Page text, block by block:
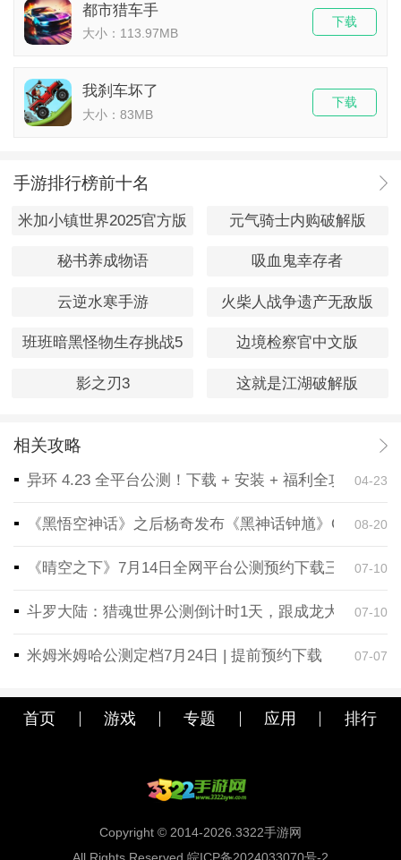
都市猎车手
大小：113.97MB
下载
我刹车坏了
大小：83MB
下载
手游排行榜前十名
米加小镇世界2025官方版 元气骑士内购破解版
秘书养成物语 吸血鬼幸存者
云逆水寒手游 火柴人战争遗产无敌版
班班暗黑怪物生存挑战5 边境检察官中文版
影之刃3 这就是江湖破解版
相关攻略
异环 4.23 全平台公测！下载 + 安装 + 福利全攻略，一
04-23
《黑悟空神话》之后杨奇发布《黑神话钟馗》CG！预
08-20
《晴空之下》7月14日全网平台公测预约下载三端同步
07-10
斗罗大陆：猎魂世界公测倒计时1天，跟成龙大哥一起
07-10
米姆米姆哈公测定档7月24日 | 提前预约下载 07-07
首页 游戏 专题 应用 排行
Copyright © 2014-2026.3322手游网